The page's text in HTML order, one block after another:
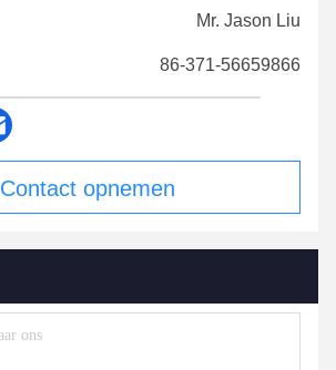
Mr. Jason Liu
86-371-56659866
Contact opnemen